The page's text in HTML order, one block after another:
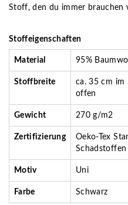
Stoff, den du immer brauchen
Stoffeigenschaften
Material 95%
Stoffbreite
ca. 35 cm im
offen
Gewicht 270 g/m2
Zertifizierung
Oeko-Tex
Schadstoffen
Motiv Uni
Farbe Schwarz